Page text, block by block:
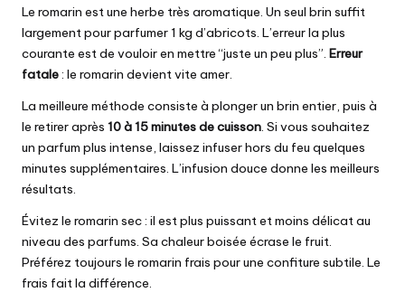
Le romarin est une herbe très aromatique. Un seul brin suffit
largement pour parfumer 1 kg d’abricots. L’erreur la plus
courante est de vouloir en mettre “juste un peu plus”. Erreur
fatale: le romarin devient vite amer.
La meilleure méthode consiste à plonger un brin entier, puis à
le retirer après 10 à 15 minutes de cuisson. Si vous souhaitez
un parfum plus intense, laissez infuser hors du feu quelques
minutes supplémentaires. L’infusion douce donne les meilleurs
résultats.
Évitez le romarin sec : il est plus puissant et moins délicat au
niveau des parfums. Sa chaleur boisée écrase le fruit.
Préférez toujours le romarin frais pour une confiture subtile. Le
frais fait la différence.